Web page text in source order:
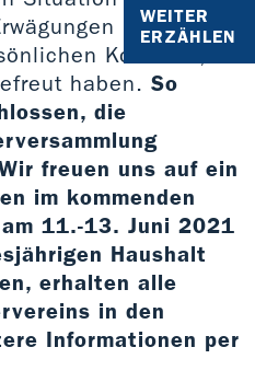
WEITER
ERZÄHLEN
höher
Kontakte,
haben. So
die
freuen uns auf ein
im kommenden
11.-13. Juni 2021
Haushalt
erhalten alle
in den
Informationen per